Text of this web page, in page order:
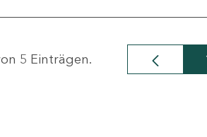
5 Einträgen.